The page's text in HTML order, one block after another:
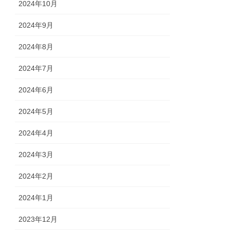
2024年10月
2024年9月
2024年8月
2024年7月
2024年6月
2024年5月
2024年4月
2024年3月
2024年2月
2024年1月
2023年12月